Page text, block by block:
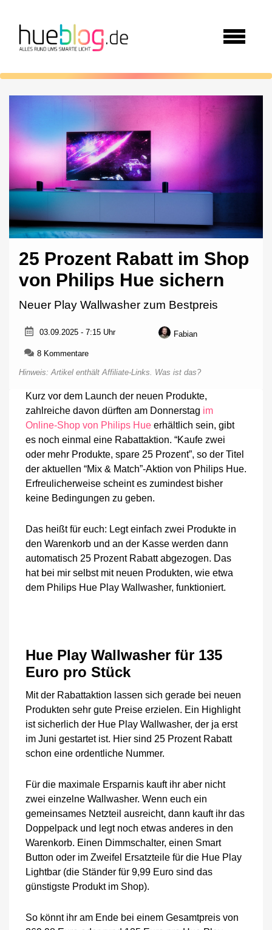
25 Prozent Rabatt im Shop
von Philips Hue sichern
Neuer Play Wallwasher zum Bestpreis
03.09.2025 - 7:15 Uhr Fabian
8 Kommentarezu
Prozent
im
Shop
von
Hue
sichern
Hinweis: Artikel enthält Affiliate-Links. Was ist das?
Kurz vor dem Launch der neuen Produkte,
zahlreiche davon dürften am Donnerstag im
Online-Shop von Philips Hue erhältlich sein, gibt
es noch einmal eine Rabattaktion. “Kaufe zwei
oder mehr Produkte, spare 25 Prozent”, so der Titel
der aktuellen “Mix & Match”-Aktion von Philips Hue.
Erfreulicherweise scheint es zumindest bisher
keine Bedingungen zu geben.
Das heißt für euch: Legt einfach zwei Produkte in
den Warenkorb und an der Kasse werden dann
automatisch 25 Prozent Rabatt abgezogen. Das
hat bei mir selbst mit neuen Produkten, wie etwa
dem Philips Hue Play Wallwasher, funktioniert.
Hue Play Wallwasher für 135
Euro pro Stück
Mit der Rabattaktion lassen sich gerade bei neuen
Produkten sehr gute Preise erzielen. Ein Highlight
ist sicherlich der Hue Play Wallwasher, der ja erst
im Juni gestartet ist. Hier sind 25 Prozent Rabatt
schon eine ordentliche Nummer.
Für die maximale Ersparnis kauft ihr aber nicht
zwei einzelne Wallwasher. Wenn euch ein
gemeinsames Netzteil ausreicht, dann kauft ihr das
Doppelpack und legt noch etwas anderes in den
Warenkorb. Einen Dimmschalter, einen Smart
Button oder im Zweifel Ersatzteile für die Hue Play
Lightbar (die Ständer für 9,99 Euro sind das
günstigste Produkt im Shop).
So könnt ihr am Ende bei einem Gesamtpreis von